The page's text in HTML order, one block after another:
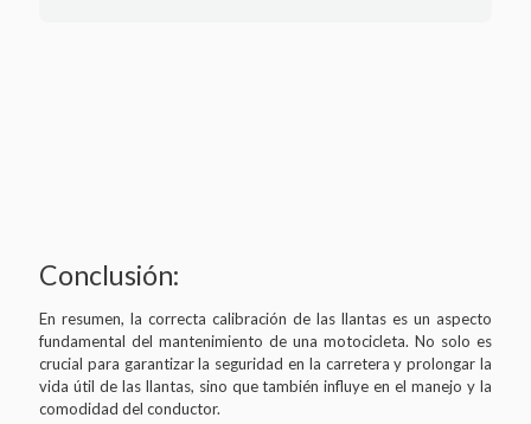
Conclusión:
En resumen, la correcta calibración de las llantas es un aspecto
fundamental del mantenimiento de una motocicleta. No solo es
crucial para garantizar la seguridad en la carretera y prolongar la
vida útil de las llantas, sino que también influye en el manejo y la
comodidad del conductor.